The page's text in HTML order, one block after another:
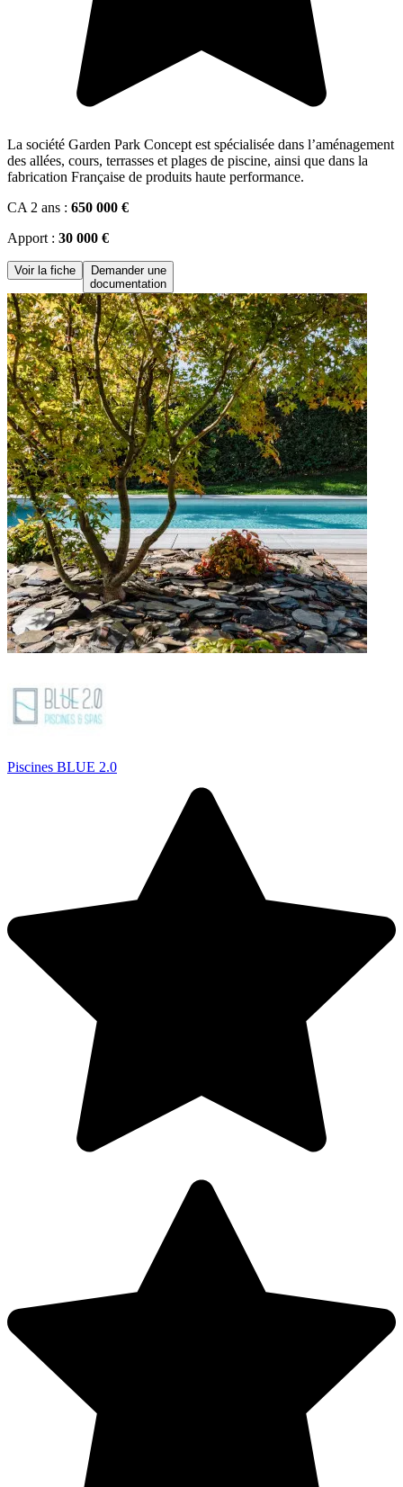
La société Garden Park Concept est spécialisée dans l’aménagement
des allées, cours, terrasses et plages de piscine, ainsi que dans la
fabrication Française de produits haute performance.
CA 2 ans : 650 000 €
Apport : 30 000 €
Voir la fiche
Demander une
documentation
Piscines BLUE 2.0